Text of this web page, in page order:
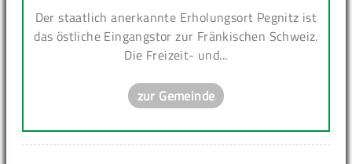
Der staatlich anerkannte Erholungsort Pegnitz ist
das östliche Eingangstor zur Fränkischen Schweiz.
Die Freizeit- und...
zur Gemeinde